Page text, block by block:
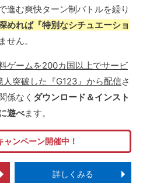
進む爽快ターン制バトルを繰り
めれば『特別なシチュエーショ
せん。
ゲームを200カ国以上でサービ
突破した『G123』から配信さ
係なく ダウンロード＆インスト
遊べます。
ャンペーン開催中！
詳しくみる